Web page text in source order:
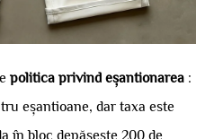
politica privind eșantionarea :
eșantioane, dar taxa este